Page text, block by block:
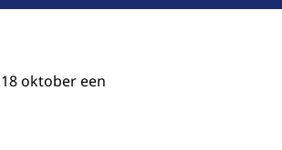
oktober een